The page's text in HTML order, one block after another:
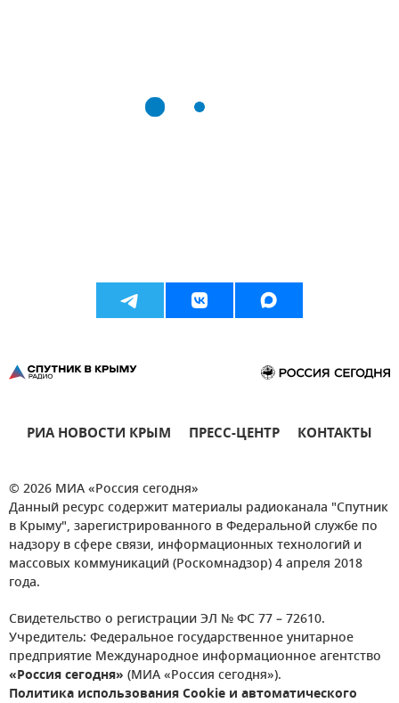
РИА НОВОСТИ КРЫМ ПРЕСС-ЦЕНТР КОНТАКТЫ
© 2026 МИА «Россия сегодня»
Данный ресурс содержит материалы радиоканала "Спутник
в Крыму", зарегистрированного в Федеральной службе по
надзору в сфере связи, информационных технологий и
массовых коммуникаций (Роскомнадзор) 4 апреля 2018
года.
Свидетельство о регистрации ЭЛ № ФС 77 – 72610.
Учредитель: Федеральное государственное унитарное
предприятие Международное информационное агентство
«Россия сегодня» (МИА «Россия сегодня»).
Политика использования Cookie и автоматического